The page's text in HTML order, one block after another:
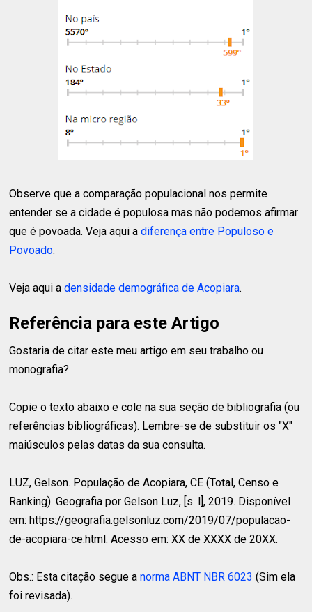
Observe que a comparação populacional nos permite
entender se a cidade é populosa mas não podemos afirmar
que é povoada. Veja aqui adiferença entre Populoso e
Povoado.
Veja aqui adensidade demográfica de Acopiara.
Referência para este Artigo
Gostaria de citar este meu artigo em seu trabalho ou
monografia?
Copie o texto abaixo e cole na sua seção de bibliografia (ou
referências bibliográficas). Lembre-se de substituir os "X"
maiúsculos pelas datas da sua consulta.
LUZ, Gelson. População de Acopiara, CE (Total, Censo e
Ranking). Geografia por Gelson Luz, [s. l], 2019. Disponível
em: https://geografia.gelsonluz.com/2019/07/populacao-
de-acopiara-ce.html. Acesso em: XX de XXXX de 20XX.
Obs.: Esta citação segue anorma ABNT NBR 6023 (Sim ela
foi revisada).